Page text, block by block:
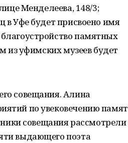
Менделеева, 148/3;
Уфе будет присвоено имя
памятных
из уфимских музеев будет
совещания. Алина
по увековечению
совещания рассмотрели
выдающего поэта